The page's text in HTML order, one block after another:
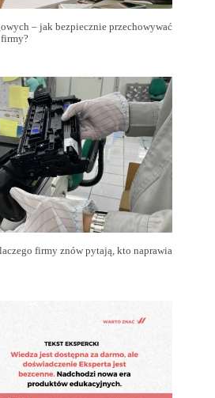
– jak bezpiecznie przechowywać
firmy znów pytają, kto naprawia